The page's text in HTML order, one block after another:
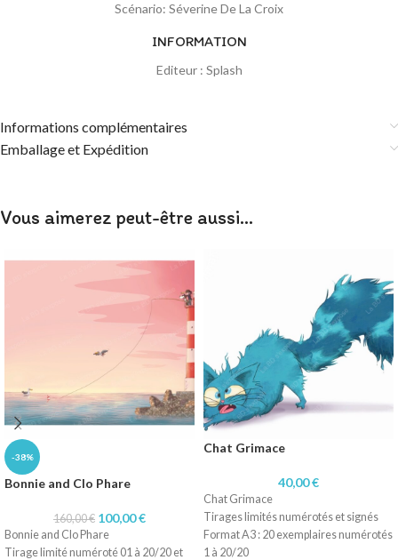
Scénario: Séverine De La Croix
INFORMATION
Editeur : Splash
Informations complémentaires
Emballage et Expédition
Vous aimerez peut-être aussi…
-38%
Bonnie and Clo Phare
160,00€ 100,00€
Bonnie and Clo Phare
Tirage limité numéroté 01 à 20/20 et
Chat Grimace
40,00€
Chat Grimace
Tirages limités numérotés et signés
Format A3 : 20 exemplaires numérotés
1 à 20/20